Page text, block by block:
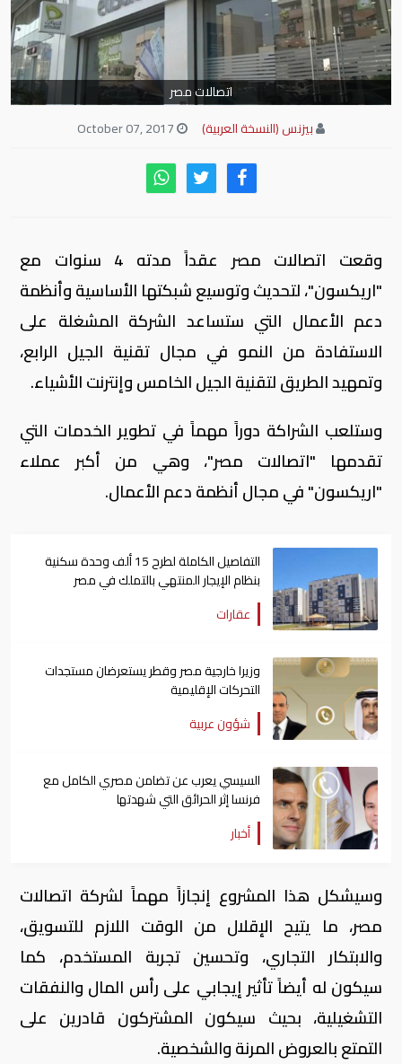
اتصالات مصر
بيزنس (النسخة العربية)
وقعت اتصالات مصر عقداً مدته 4 سنوات مع
"اريكسون"، لتحديث وتوسيع شبكتها الأساسية وأنظمة
دعم الأعمال التي ستساعد الشركة المشغلة على
الاستفادة من النمو في مجال تقنية الجيل الرابع،
وتمهيد الطريق لتقنية الجيل الخامس وإنترنت الأشياء.
وستلعب الشراكة دوراً مهماً في تطوير الخدمات التي
تقدمها "اتصالات مصر"، وهي من أكبر عملاء
"اريكسون" في مجال أنظمة دعم الأعمال.
التفاصيل الكاملة لطرح 15 ألف وحدة سكنية
بنظام الإيجار المنتهي بالتملك في مصر
عقارات
وزيرا خارجية مصر وقطر يستعرضان مستجدات
التحركات الإقليمية
شؤون عربية
السيسي يعرب عن تضامن مصري الكامل مع
فرنسا إثر الحرائق التي شهدتها
أخبار
وسيشكل هذا المشروع إنجازاً مهماً لشركة اتصالات
مصر، ما يتيح الإقلال من الوقت اللازم للتسويق،
والابتكار التجاري، وتحسين تجربة المستخدم، كما
سيكون له أيضاً تأثير إيجابي على رأس المال والنفقات
التشغيلية، بحيث سيكون المشتركون قادرين على
التمتع بالعروض المرنة والشخصية.